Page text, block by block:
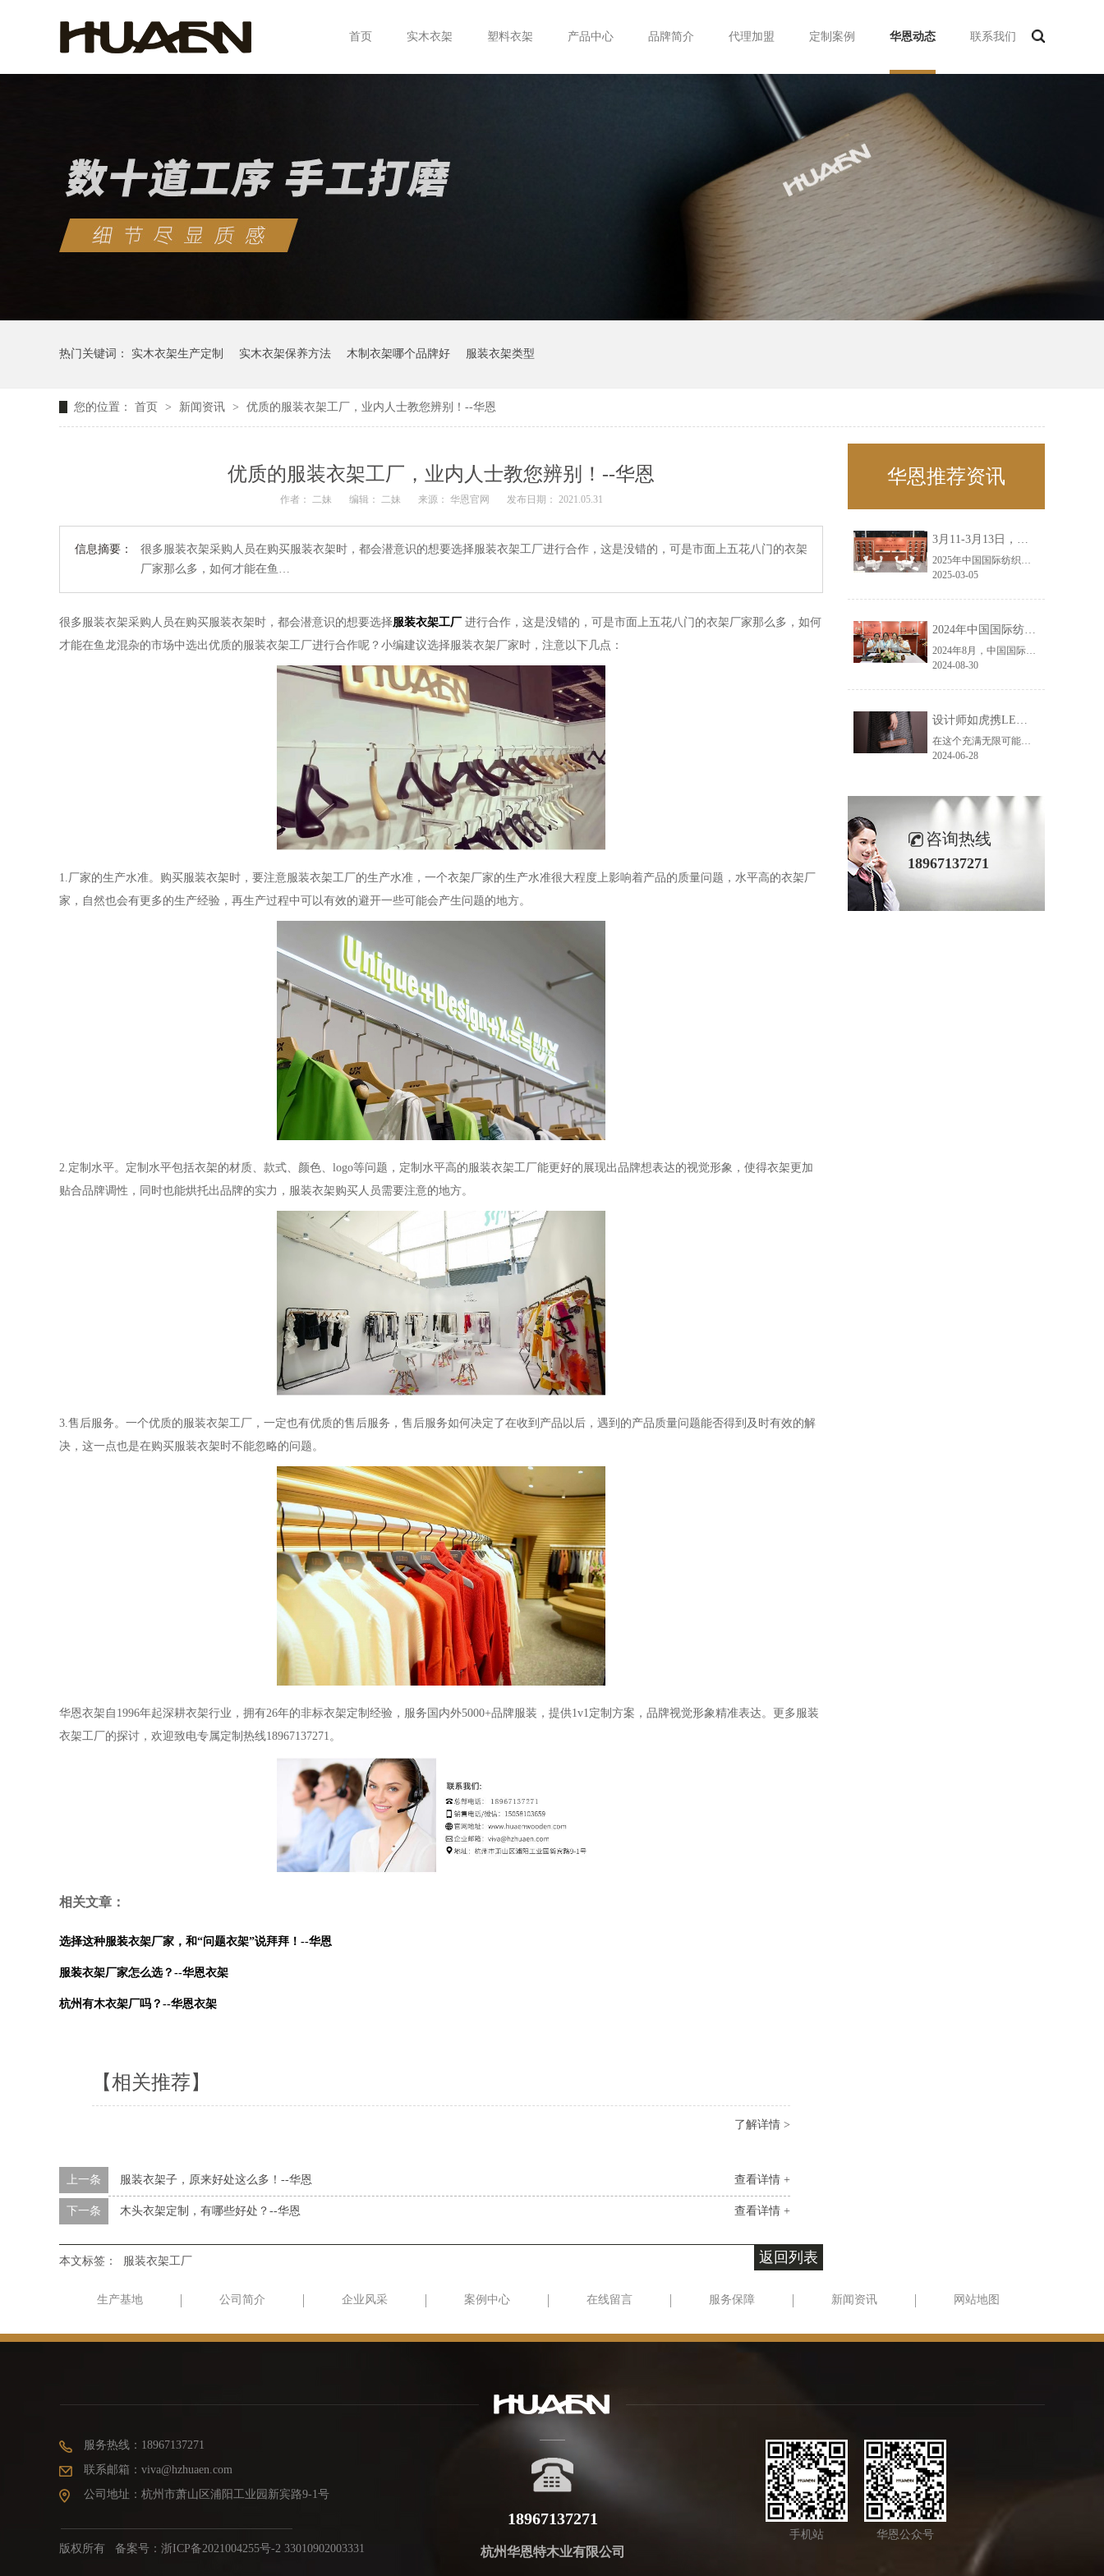
首页 实木衣架 塑料衣架 产品中心 品牌简介 代理加盟 定制案例 华恩动态 联系我们
热门关键词： 实木衣架生产定制 实木衣架保养方法 木制衣架哪个品牌好 服装衣架类型
您的位置： 首页 > 新闻资讯 > 优质的服装衣架工厂，业内人士教您辨别！--华恩
优质的服装衣架工厂，业内人士教您辨别！--华恩
作者： 二妹 编辑： 二妹 来源： 华恩官网 发布日期： 2021.05.31
信息摘要：
很多服装衣架采购人员在购买服装衣架时，都会潜意识的想要选择服装衣架工厂进行合作，这是没错的，可是市面上五花八门的衣架
厂家那么多，如何才能在鱼…
很多服装衣架采购人员在购买服装衣架时，都会潜意识的想要选择服装衣架工厂 进行合作，这是没错的，可是市面上五花八门的衣架厂家那么多，如何
才能在鱼龙混杂的市场中选出优质的服装衣架工厂进行合作呢？小编建议选择服装衣架厂家时，注意以下几点：
1.厂家的生产水准。购买服装衣架时，要注意服装衣架工厂的生产水准，一个衣架厂家的生产水准很大程度上影响着产品的质量问题，水平高的衣架厂
家，自然也会有更多的生产经验，再生产过程中可以有效的避开一些可能会产生问题的地方。
2.定制水平。定制水平包括衣架的材质、款式、颜色、logo等问题，定制水平高的服装衣架工厂能更好的展现出品牌想表达的视觉形象，使得衣架更加
贴合品牌调性，同时也能烘托出品牌的实力，服装衣架购买人员需要注意的地方。
3.售后服务。一个优质的服装衣架工厂，一定也有优质的售后服务，售后服务如何决定了在收到产品以后，遇到的产品质量问题能否得到及时有效的解
决，这一点也是在购买服装衣架时不能忽略的问题。
华恩衣架自 1996年起深耕衣架行业，拥有26年的非标衣架定制经验，服务国内外5000+品牌服装，提供1v1定制方案，品牌视觉形象精准表达。更多服装
衣架工厂的探讨，欢迎致电专属定制热线18967137271。
相关文章：
选择这种服装衣架厂家，和“问题衣架”说拜拜！--华恩
服装衣架厂家怎么选？--华恩衣架
杭州有木衣架厂吗？--华恩衣架
【相关推荐】
了解详情 >
查看详情 +
上一条 服装衣架子，原来好处这么多！--华恩
查看详情 +
下一条 木头衣架定制，有哪些好处？--华恩
返回列表
本文标签： 服装衣架工厂
华恩推荐资讯
3月11-3月13日，华恩诚邀您共赴上海面辅料春夏展——华恩
2025年中国国际纺织面料及辅料（春夏）博览会即将盛大开启！感谢您对华恩品牌的关注！3.11-3.13，杭州华恩（LEMONLEE）诚邀您共赴这场春日的宴会！
2025-03-05
2024年中国国际纺织面料及辅料（秋冬）博览会完美收官！——华恩
2024年8月，中国国际纺织面料及辅料（秋冬）博览会完美收官！作为一家拥有30年历史的专业衣架制造商，我们非常荣幸能够参与这一盛会，并在此期间与众多客户进行了广泛而深入的交流。
2024-08-30
设计师如虎携LEMONLEE红雪松礼盒荣获第六届未来·已来香港新锐当代设计奖铜奖
在这个充满无限可能的2024年夏季，LEMONLEE品牌设计师如虎以其非凡的创意与对自然的深刻理解，精心打造的红雪松木球礼盒，在“2024未来·已来——第六届香港新锐当代设计奖”中摘得铜奖。这不仅是对设计师如虎原创设计能力的嘉奖，更是对LEMONLEE品牌的高度认可。
2024-06-28
咨询热线
18967137271
生产基地 公司简介 企业风采 案例中心 在线留言 服务保障 新闻资讯 网站地图
服务热线：18967137271
联系邮箱：viva@hzhuaen.com
公司地址：杭州市萧山区浦阳工业园新宾路9-1号
版权所有 备案号： 浙ICP备2021004255号-2 33010902003331
18967137271
杭州华恩特木业有限公司
手机站 华恩公众号